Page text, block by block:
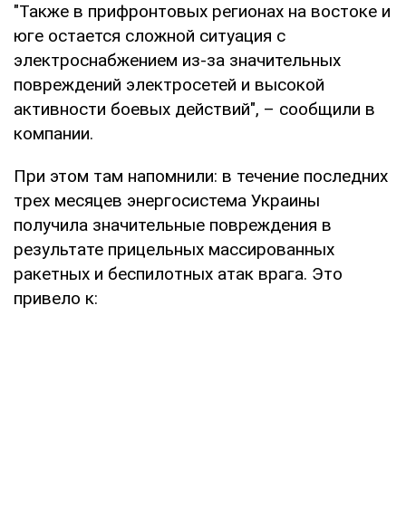
"Также в прифронтовых регионах на востоке и
юге остается сложной ситуация с
электроснабжением из-за значительных
повреждений электросетей и высокой
активности боевых действий", – сообщили в
компании.
При этом там напомнили: в течение последних
трех месяцев энергосистема Украины
получила значительные повреждения в
результате прицельных массированных
ракетных и беспилотных атак врага. Это
привело к: